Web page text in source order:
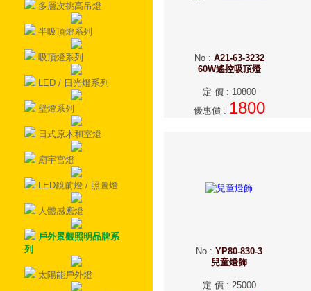
多層次挑高吊燈
半吸頂燈系列
吸頂燈系列
LED / 日光燈系列
壁燈系列
日式原木和室燈
廟宇宮燈
LED鏡前燈 / 照圖燈
人體感應燈
戶外景觀照明品牌系
列
太陽能戶外燈
No: A21-63-3232
60W遙控吸頂燈
定 價: 10800
優惠價: 1800
No : YP80-830-3
兒童燈飾
定 價: 25000